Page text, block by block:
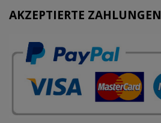
AKZEPTIERTE ZAHLUNGEN